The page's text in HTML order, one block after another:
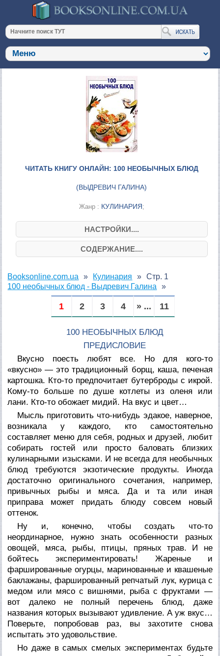
ЧИТАТЬ КНИГУ ОНЛАЙН: 100 НЕОБЫЧНЫХ БЛЮД
(ВЫДРЕВИЧ ГАЛИНА)
Жанр : КУЛИНАРИЯ;
НАСТРОЙКИ....
СОДЕРЖАНИЕ....
Booksonline.com.ua
Кулинария
100 необычных блюд - Выдревич Галина
Стр. 1
1 2 3 4 » ... 11
100 НЕОБЫЧНЫХ БЛЮД
ПРЕДИСЛОВИЕ
Вкусно поесть любят все. Но для кого-то
«вкусно» — это традиционный борщ, каша, печеная
картошка. Кто-то предпочитает бутерброды с икрой.
Кому-то больше по душе котлеты из оленя или
лани. Кто-то обожает мидий. На вкус и цвет…
Мысль приготовить что-нибудь эдакое, наверное,
возникала у каждого, кто самостоятельно
составляет меню для себя, родных и друзей, любит
собирать гостей или просто баловать близких
кулинарными изысками. И не всегда для необычных
блюд требуются экзотические продукты. Иногда
достаточно оригинального сочетания, например,
привычных рыбы и мяса. Да и та или иная
приправа может придать блюду совсем новый
оттенок.
Ну и, конечно, чтобы создать что-то
неординарное, нужно знать особенности разных
овощей, мяса, рыбы, птицы, пряных трав. И не
бойтесь экспериментировать! Жареные и
фаршированные огурцы, маринованные и квашеные
баклажаны, фаршированный репчатый лук, курица с
медом или мясо с вишнями, рыба с фруктами —
вот далеко не полный перечень блюд, даже
названия которых вызывают удивление. А уж вкус…
Поверьте, попробовав раз, вы захотите снова
испытать это удовольствие.
Но даже в самых смелых экспериментах будьте